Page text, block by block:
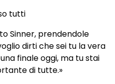
tutti
Sinner, prendendole
dirti che sei tu la vera
finale oggi, ma tu stai
di tutte.»